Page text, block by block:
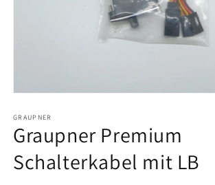
in
Modal
öffnen
GRAUPNER
Graupner Premium
Schalterkabel mit LB